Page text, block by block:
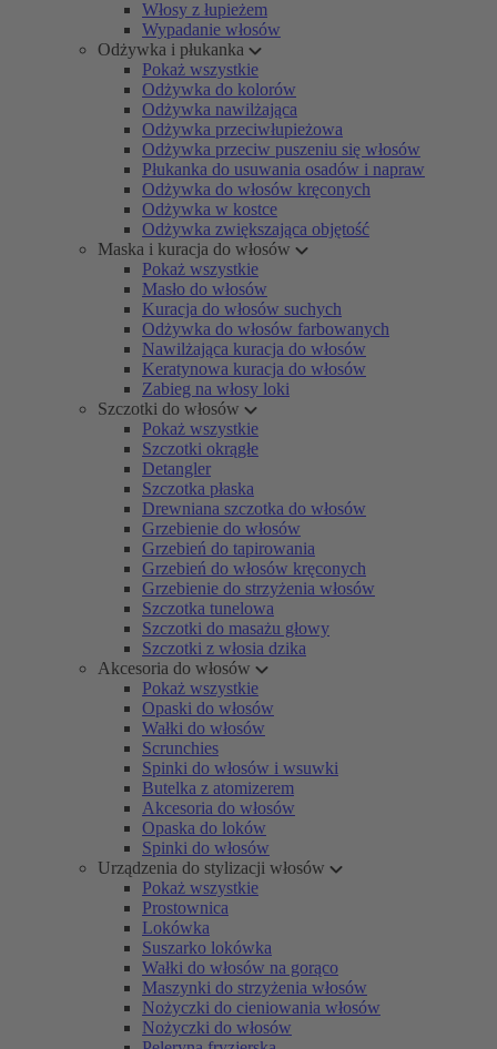
Włosy z łupieżem
Wypadanie włosów
Odżywka i płukanka
Pokaż wszystkie
Odżywka do kolorów
Odżywka nawilżająca
Odżywka przeciwłupieżowa
Odżywka przeciw puszeniu się włosów
Płukanka do usuwania osadów i napraw
Odżywka do włosów kręconych
Odżywka w kostce
Odżywka zwiększająca objętość
Maska i kuracja do włosów
Pokaż wszystkie
Masło do włosów
Kuracja do włosów suchych
Odżywka do włosów farbowanych
Nawilżająca kuracja do włosów
Keratynowa kuracja do włosów
Zabieg na włosy loki
Szczotki do włosów
Pokaż wszystkie
Szczotki okrągłe
Detangler
Szczotka płaska
Drewniana szczotka do włosów
Grzebienie do włosów
Grzebień do tapirowania
Grzebień do włosów kręconych
Grzebienie do strzyżenia włosów
Szczotka tunelowa
Szczotki do masażu głowy
Szczotki z włosia dzika
Akcesoria do włosów
Pokaż wszystkie
Opaski do włosów
Wałki do włosów
Scrunchies
Spinki do włosów i wsuwki
Butelka z atomizerem
Akcesoria do włosów
Opaska do loków
Spinki do włosów
Urządzenia do stylizacji włosów
Pokaż wszystkie
Prostownica
Lokówka
Suszarko lokówka
Wałki do włosów na gorąco
Maszynki do strzyżenia włosów
Nożyczki do cieniowania włosów
Nożyczki do włosów